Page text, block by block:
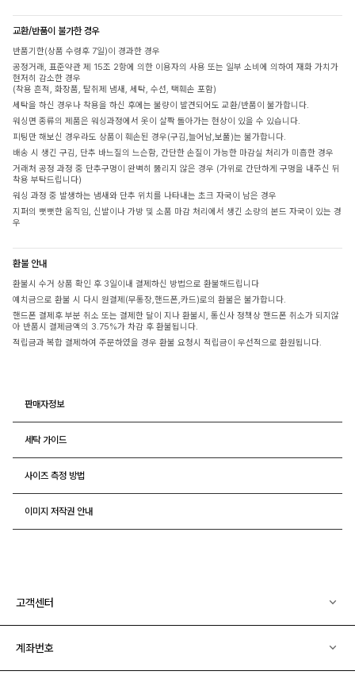
교환/반품이 불가한 경우
반품기한(상품 수령후 7일)이 경과한 경우
공정거래, 표준약관 제 15조 2항에 의한 이용자의 사용 또는 일부 소비에 의하여 재화 가치가
현저히 감소한 경우
(착용 흔적, 화장품, 탈취제 냄새, 세탁, 수선, 택훼손 포함)
세탁을 하신 경우나 착용을 하신 후에는 불량이 발견되어도 교환/반품이 불가합니다.
워싱면 종류의 제품은 워싱과정에서 옷이 살짝 돌아가는 현상이 있을 수 있습니다.
피팅만 해보신 경우라도 상품이 훼손된 경우(구김,늘어남,보풀)는 불가합니다.
배송 시 생긴 구김, 단추 바느질의 느슨함, 간단한 손질이 가능한 마감실 처리가 미흡한 경우
거래처 공정 과정 중 단추구멍이 완벽히 뚫리지 않은 경우 (가위로 간단하게 구멍을 내주신 뒤
착용 부탁드립니다)
워싱 과정 중 발생하는 냄새와 단추 위치를 나타내는 초크 자국이 남은 경우
지퍼의 뻣뻣한 움직임, 신발이나 가방 및 소품 마감 처리에서 생긴 소량의 본드 자국이 있는 경
우
환불 안내
환불시 수거 상품 확인 후 3일이내 결제하신 방법으로 환불해드립니다
예치금으로 환불 시 다시 원결제(무통장,핸드폰,카드)로의 환불은 불가합니다.
핸드폰 결제후 부분 취소 또는 결제한 달이 지나 환불시, 통신사 정책상 핸드폰 취소가 되지않
아 반품시 결제금액의 3.75%가 차감 후 환불됩니다.
적립금과 복합 결제하여 주문하였을 경우 환불 요청시 적립금이 우선적으로 환원됩니다.
판매자정보
세탁 가이드
사이즈 측정 방법
이미지 저작권 안내
고객센터
계좌번호